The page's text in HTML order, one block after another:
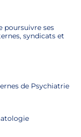
poursuivre ses
syndicats et
de Psychiatrie